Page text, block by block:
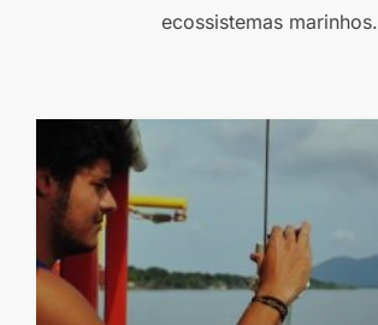
ecossistemas marinhos.